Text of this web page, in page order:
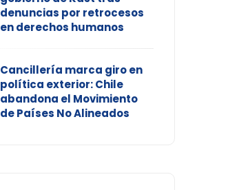
denuncias por retrocesos
en derechos humanos
Cancillería marca giro en
política exterior: Chile
abandona el Movimiento
de Países No Alineados